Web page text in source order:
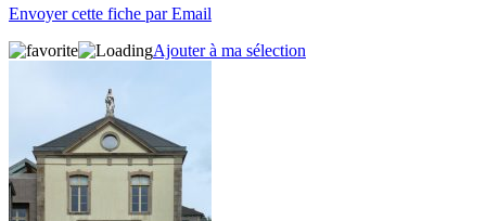
Envoyer cette fiche par Email
Ajouter à ma sélection